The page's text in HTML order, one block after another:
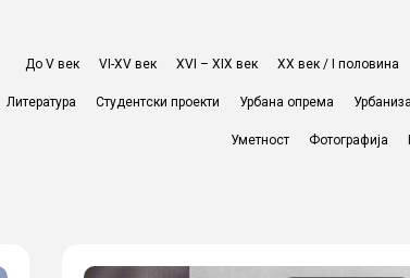
До V век VI-XV век XVI – XIX век ХХ век / I половина
Литература Студентски проекти Урбана опрема
Уметност Фотографија